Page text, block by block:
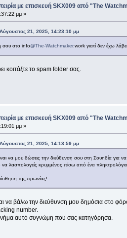
με επισκευή SKX009 από "The
μμ »
21, 2025, 14:23:10 μμ
σου στο info@The-Watchmaker.work γιατί δεν έχω
κοιτάξτε το spam folder σας.
με επισκευή SKX009 από "The
μμ »
21, 2025, 14:13:59 μμ
να μου δώσεις την διεύθυνση σου στη Σουηδία
να λασπολογείς κρυμμένος πίσω από ένα
της ειρωνίας!
να βάλω την διεύθυνση μου δημόσια στο
number.
αυτό συγνώμη που σας κατηγόρησα.